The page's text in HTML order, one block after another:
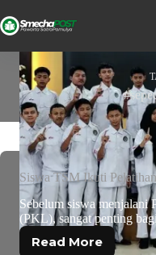
Siswa TSM Ikuti
Sebelum siswa menjalani
(PKL), sangat penting
Read More